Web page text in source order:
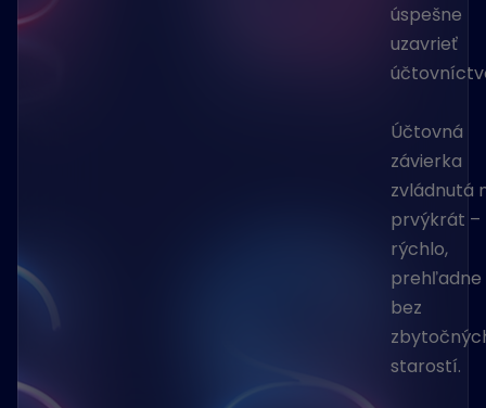
úspešne
uzavrieť
Účtovná
závierka
zvládnutá
prvýkrát –
rýchlo,
prehľadne
bez
starostí.